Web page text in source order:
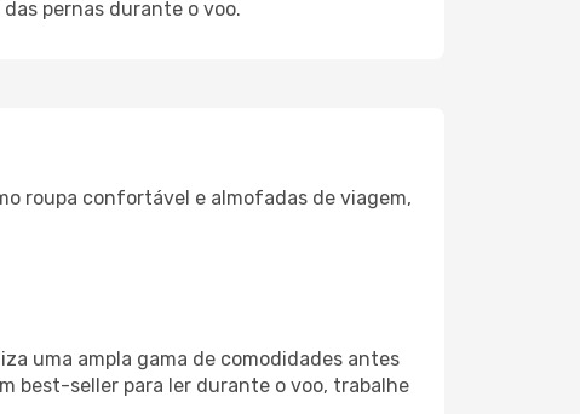
pernas durante o voo.
roupa confortável e almofadas de viagem,
uma ampla gama de comodidades antes
best-seller para ler durante o voo, trabalhe